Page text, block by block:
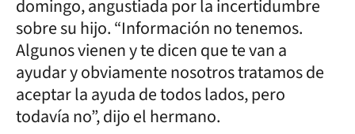
domingo, angustiada por la incertidumbre
sobre su hijo. “Información no tenemos.
Algunos vienen y te dicen que te van a
ayudar y obviamente nosotros tratamos de
aceptar la ayuda de todos lados, pero
todavía no”, dijo el hermano.